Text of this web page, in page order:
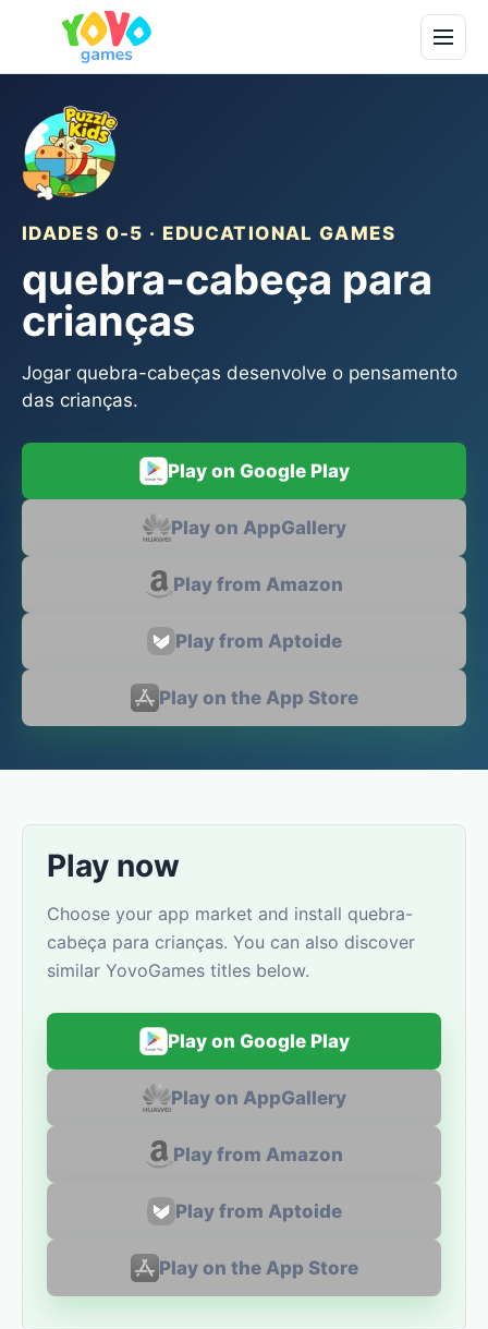
IDADES 0-5 · EDUCATIONAL GAMES
quebra-cabeça para
crianças
Jogar quebra-cabeças desenvolve o pensamento
das crianças.
Play on Google Play
Play on AppGallery
Play from Amazon
Play from Aptoide
Play on the App Store
Play now
Choose your app market and install quebra-
cabeça para crianças. You can also discover
similar YovoGames titles below.
Play on Google Play
Play on AppGallery
Play from Amazon
Play from Aptoide
Play on the App Store